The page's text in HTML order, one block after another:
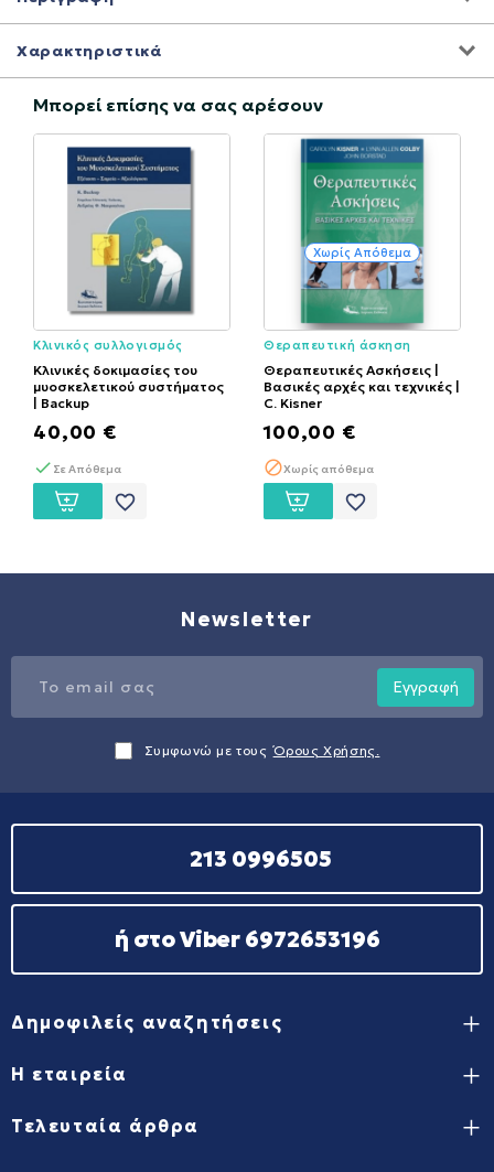
Χαρακτηριστικά
Μπορεί επίσης να σας αρέσουν
Κλινικός συλλογισμός
Κλινικές δοκιμασίες του
μυοσκελετικού συστήματος
| Backup
40,00 €
Σε Απόθεμα
favorite_border
Χωρίς Απόθεμα
Θεραπευτική άσκηση
Θεραπευτικές Ασκήσεις |
Βασικές αρχές και τεχνικές |
C. Kisner
100,00 €
Χωρίς απόθεμα
favorite_border
Newsletter
Εγγραφή
Συμφωνώ με τους Όρους Χρήσης.
213 0996505
ή στο Viber 6972653196
Δημοφιλείς αναζητήσεις
Η εταιρεία
Τελευταία άρθρα